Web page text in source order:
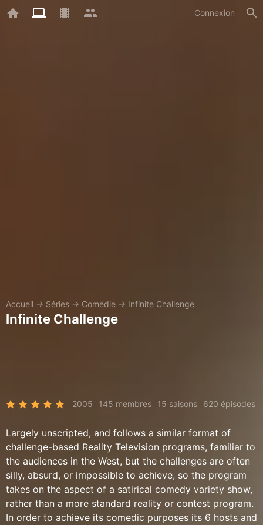
Connexion
Accueil → Séries → Comédie → Infinite Challenge
Infinite Challenge
2005 145 membres 15 saisons 620 épisodes
Largely unscripted, and follows a similar format of
challenge-based Reality Television programs, familiar to
the audiences in the West, but the challenges are often
silly, absurd, or impossible to achieve, so the program
takes on the aspect of a satirical comedy variety show,
rather than a more standard reality or contest program.
In order to achieve its comedic purposes its 6 hosts and